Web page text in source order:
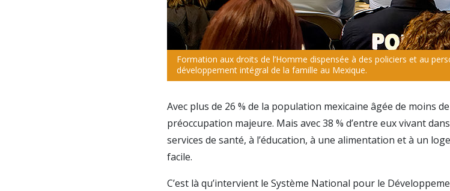
Formation aux droits de l’Homme dispensée à des policiers et au
développement intégral de la famille au Mexique.
Avec plus de 26 % de la population mexicaine âgée de moins
préoccupation majeure. Mais avec 38 % d’entre eux vivant
services de santé, à l’éducation, à une alimentation et à un
facile.
C’est là qu’intervient le Système National pour le